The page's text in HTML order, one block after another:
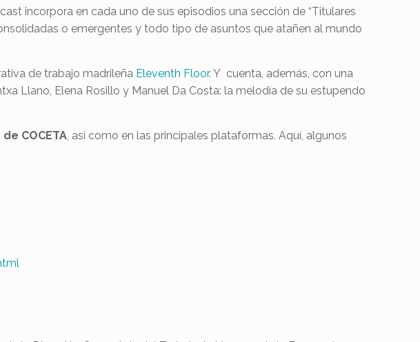
incorpora en cada uno de sus episodios una sección de “Titulares
o emergentes y todo tipo de asuntos que atañen al mundo
de trabajo madrileña Eleventh Floor. Y cuenta, además, con una
Llano, Elena Rosillo y Manuel Da Costa: la melodía de su estupendo
COCETA, así como en las principales plataformas. Aquí, algunos